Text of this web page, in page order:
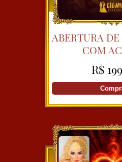
ABERTURA
COM
R$